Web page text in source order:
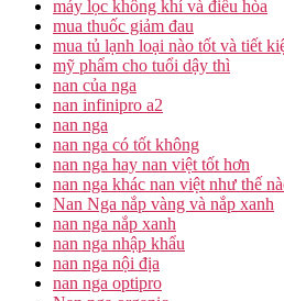
máy lọc không khí và điều hòa
mua thuốc giảm đau
mua tủ lạnh loại nào tốt và tiết
mỹ phẩm cho tuổi dậy thì
nan của nga
nan infinipro a2
nan nga
nan nga có tốt không
nan nga hay nan việt tốt hơn
nan nga khác nan việt như thế
Nan Nga nắp vàng và nắp xanh
nan nga nắp xanh
nan nga nhập khẩu
nan nga nội địa
nan nga optipro